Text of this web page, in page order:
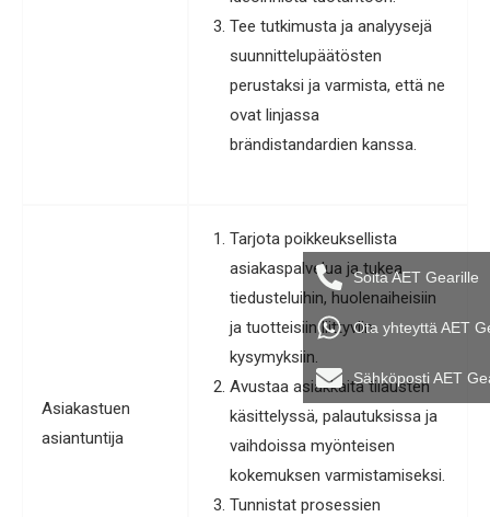
Tee tutkimusta ja analyysejä
suunnittelupäätösten
perustaksi ja varmista, että ne
ovat linjassa
brändistandardien kanssa.
Asiakastuen
asiantuntija
Tarjota poikkeuksellista
asiakaspalvelua ja tukea
tiedusteluihin, huolenaiheisiin
ja tuotteisiin liittyviin
kysymyksiin.
Avustaa asiakkaita tilausten
käsittelyssä, palautuksissa ja
vaihdoissa myönteisen
kokemuksen varmistamiseksi.
Tunnistat prosessien
Soita AET Gearille
Ota yhteyttä AET
Sähköposti AET